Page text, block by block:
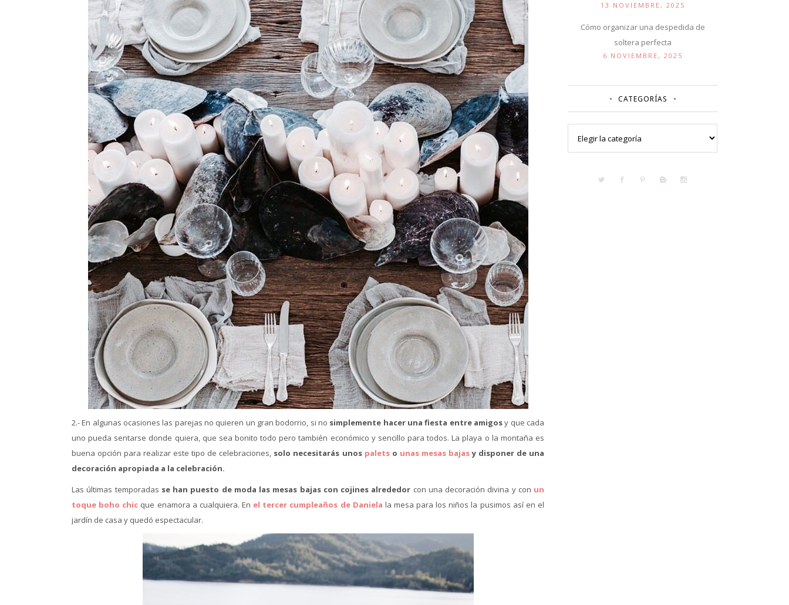
2.- En algunas ocasiones las parejas no quieren un gran bodorrio, si no simplemente hacer una fiesta entre amigosy que cada
uno pueda sentarse donde quiera, que sea bonito todo pero también económico y sencillo para todos. La playa o la montaña es
buena opción para realizar este tipo de celebraciones, solo necesitarás unos paletso unas mesas bajasy disponer de una
decoración apropiada a la celebración.
Las últimas temporadas se han puesto de moda las mesas bajas con cojines alrededor con una decoración divina y con un
toque boho chic que enamora a cualquiera. En el tercer cumpleaños de Daniela la mesa para los niños la pusimos así en el
jardín de casa y quedó espectacular.
13 NOVIEMBRE, 2025
Cómo organizar una despedida de
soltera perfecta
6 NOVIEMBRE, 2025
CATEGORÍAS